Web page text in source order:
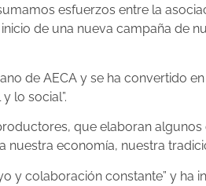
esfuerzos entre la
de una nueva campaña de
de AECA y se ha convertido
lo social”.
que elaboran
economía, nuestra
y colaboración constante” y ha